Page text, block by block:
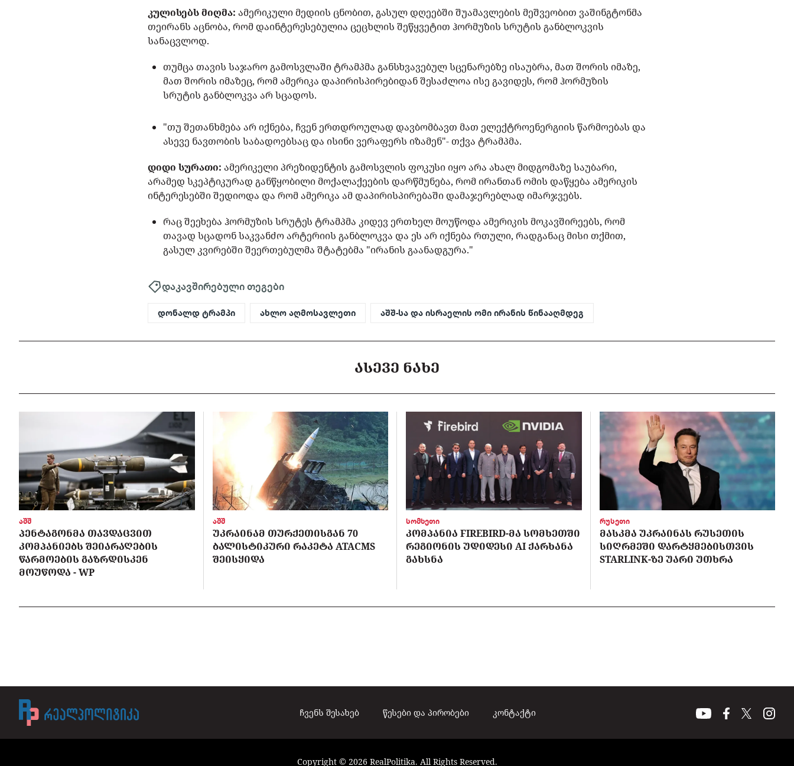
კულისებს მიღმა:ამერიკული მედიის ცნობით, გასულ დღეებში შუამავლების მეშვეობით ვაშინგტონმა
თეირანს აცნობა, რომ დაინტერესებულია ცეცხლის შეწყვეტით ჰორმუზის სრუტის განბლოკვის
სანაცვლოდ.
თუმცა თავის საჯარო გამოსვლაში ტრამპმა განსხვავებულ სცენარებზე ისაუბრა, მათ შორის იმაზე,
მათ შორის იმაზეც, რომ ამერიკა დაპირისპირებიდან შესაძლოა ისე გავიდეს, რომ ჰორმუზის
სრუტის განბლოკვა არ სცადოს.
"თუ შეთანხმება არ იქნება, ჩვენ ერთდროულად დავბომბავთ მათ ელექტროენერგიის წარმოებას და
ასევე ნავთობის საბადოებსაც და ისინი ვერაფერს იზამენ"- თქვა ტრამპმა.
დიდი სურათი:ამერიკელი პრეზიდენტის გამოსვლის ფოკუსი იყო არა ახალ მიდგომაზე საუბარი,
არამედ სკეპტიკურად განწყობილი მოქალაქეების დარწმუნება, რომ ირანთან ომის დაწყება ამერიკის
ინტერესებში შედიოდა და რომ ამერიკა ამ დაპირისპირებაში დამაჯერებლად იმარჯვებს.
რაც შეეხება ჰორმუზის სრუტეს ტრამპმა კიდევ ერთხელ მოუწოდა ამერიკის მოკავშირეებს, რომ
თავად სცადონ საკვანძო არტერიის განბლოკვა და ეს არ იქნება რთული, რადგანაც მისი თქმით,
გასულ კვირებში შეერთებულმა შტატებმა "ირანის გაანადგურა."
დაკავშირებული თეგები
დონალდ ტრამპი ახლო აღმოსავლეთი აშშ-სა და ისრაელის ომი ირანის წინააღმდეგ
ᲐᲡᲔᲕᲔ ᲜᲐᲮᲔ
აშშ
ᲞᲔᲜᲢᲐᲒᲝᲜᲛᲐ ᲗᲐᲕᲓᲐᲪᲕᲘᲗ
ᲙᲝᲛᲞᲐᲜᲘᲔᲑᲡ ᲨᲔᲘᲐᲠᲐᲦᲔᲑᲘᲡ
ᲬᲐᲠᲛᲝᲔᲑᲘᲡ ᲒᲐᲖᲠᲓᲘᲡᲙᲔᲜ
ᲛᲝᲣᲬᲝᲓᲐ - WP
აშშ
ᲣᲙᲠᲐᲘᲜᲐᲛ ᲗᲣᲠᲥᲔᲗᲘᲡᲒᲐᲜ 70
ᲑᲐᲚᲘᲡᲢᲘᲙᲣᲠᲘ ᲠᲐᲙᲔᲢᲐ ATACMS
ᲨᲔᲘᲡᲧᲘᲓᲐ
სომხეთი
ᲙᲝᲛᲞᲐᲜᲘᲐ FIREBIRD-ᲛᲐ ᲡᲝᲛᲮᲔᲗᲨᲘ
ᲠᲔᲒᲘᲝᲜᲘᲡ ᲣᲓᲘᲓᲔᲡᲘ AI ᲥᲐᲠᲮᲐᲜᲐ
ᲒᲐᲮᲡᲜᲐ
რუსეთი
ᲛᲐᲡᲙᲛᲐ ᲣᲙᲠᲐᲘᲜᲐᲡ ᲠᲣᲡᲔᲗᲘᲡ
ᲡᲘᲦᲠᲛᲔᲨᲘ ᲓᲐᲠᲢᲧᲛᲔᲑᲘᲡᲗᲕᲘᲡ
STARLINK-ᲖᲔ ᲣᲐᲠᲘ ᲣᲗᲮᲠᲐ
ჩვენს შესახებ წესები და პირობები კონტაქტი
Copyright © 2026 RealPolitika. All Rights Reserved.